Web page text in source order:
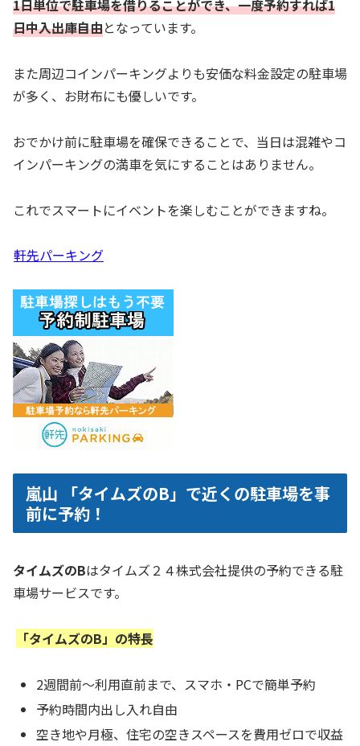
1日単位で駐車場を借りることができ、一度予約すれば1
日中入出庫自由となっています。
また周辺コインパーキングよりも安価な料金設定の駐車場
が多く、お財布にも優しいです。
おでかけ前に駐車場を確保できることで、当日は混雑やコ
インパーキングの満車を気にすることはありません。
これでスマートにイベントを楽しむことができますね。
軒先パーキング
嵐山 「タイムズのB」で近くの駐車場を事
前に予約！
タイムズのBはタイムズ２４株式会社提供の予約できる駐
車場サービスです。
「タイムズのB」の特長
2週間前～利用直前まで、スマホ・PCで簡単予約
予約時間内出し入れ自由
空き地や月極、住宅の空きスペースを費用ゼロで収益